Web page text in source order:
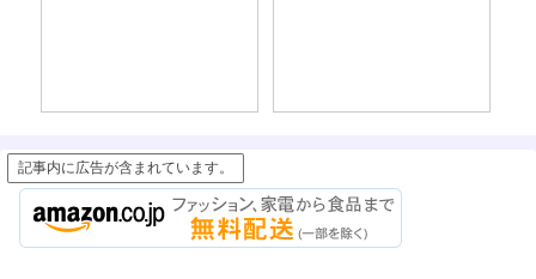
記事内に広告が含まれています。